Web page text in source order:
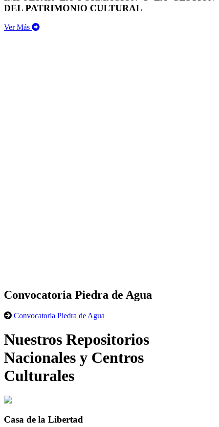
DEL PATRIMONIO CULTURAL
Ver Más
Convocatoria Piedra de Agua
Convocatoria Piedra de Agua
Nuestros Repositorios
Nacionales y Centros
Culturales
Casa de la Libertad